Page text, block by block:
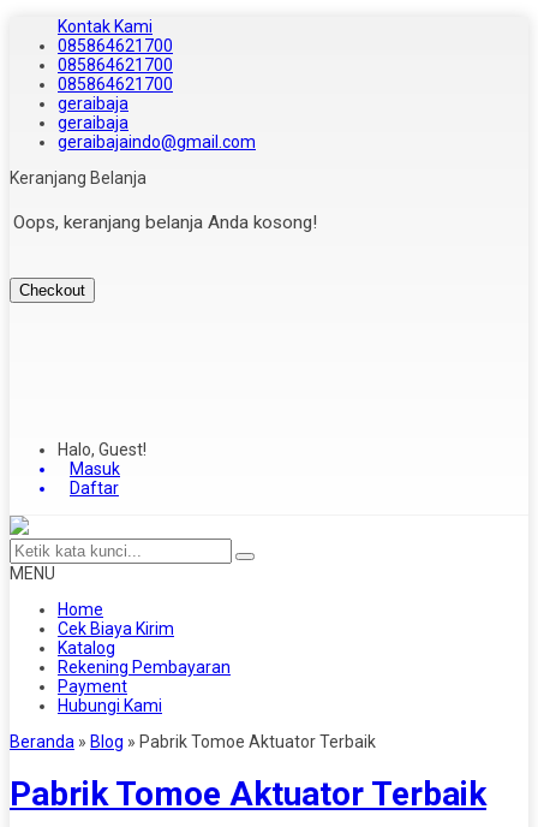
Kontak Kami
085864621700
085864621700
085864621700
geraibaja
geraibaja
geraibajaindo@gmail.com
Keranjang Belanja
Oops, keranjang belanja Anda kosong!
Checkout
Halo, Guest!
Masuk
Daftar
MENU
Home
Cek Biaya Kirim
Katalog
Rekening Pembayaran
Payment
Hubungi Kami
Beranda » Blog » Pabrik Tomoe Aktuator Terbaik
Pabrik Tomoe Aktuator Terbaik